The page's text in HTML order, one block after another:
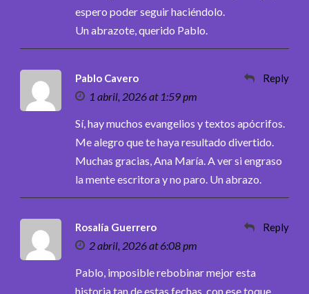
espero poder seguir haciéndolo.
Un abrazote, querido Pablo.
Pablo Cavero
1 abril, 2026 at 1:59 pm
Reply
Sí, hay muchos evangelios y textos apócrifos.
Me alegro que te haya resultado divertido.
Muchas gracias, Ana María. A ver si engraso
la mente escritora y no paro. Un abrazo.
Rosalía Guerrero
2 abril, 2026 at 6:08 pm
Reply
Pablo, imposible rebobinar mejor esta
historia tan de estas fechas, con ese toque